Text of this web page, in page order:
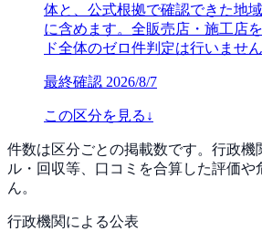
体と、公式根拠で確認できた地
に含めます。全販売店・施工店
ド全体のゼロ件判定は行いません
最終確認 2026/8/7
この区分を見る ↓
件数は区分ごとの掲載数です。行政機
ル・回収等、口コミを合算した評価や
ん。
行政機関による公表